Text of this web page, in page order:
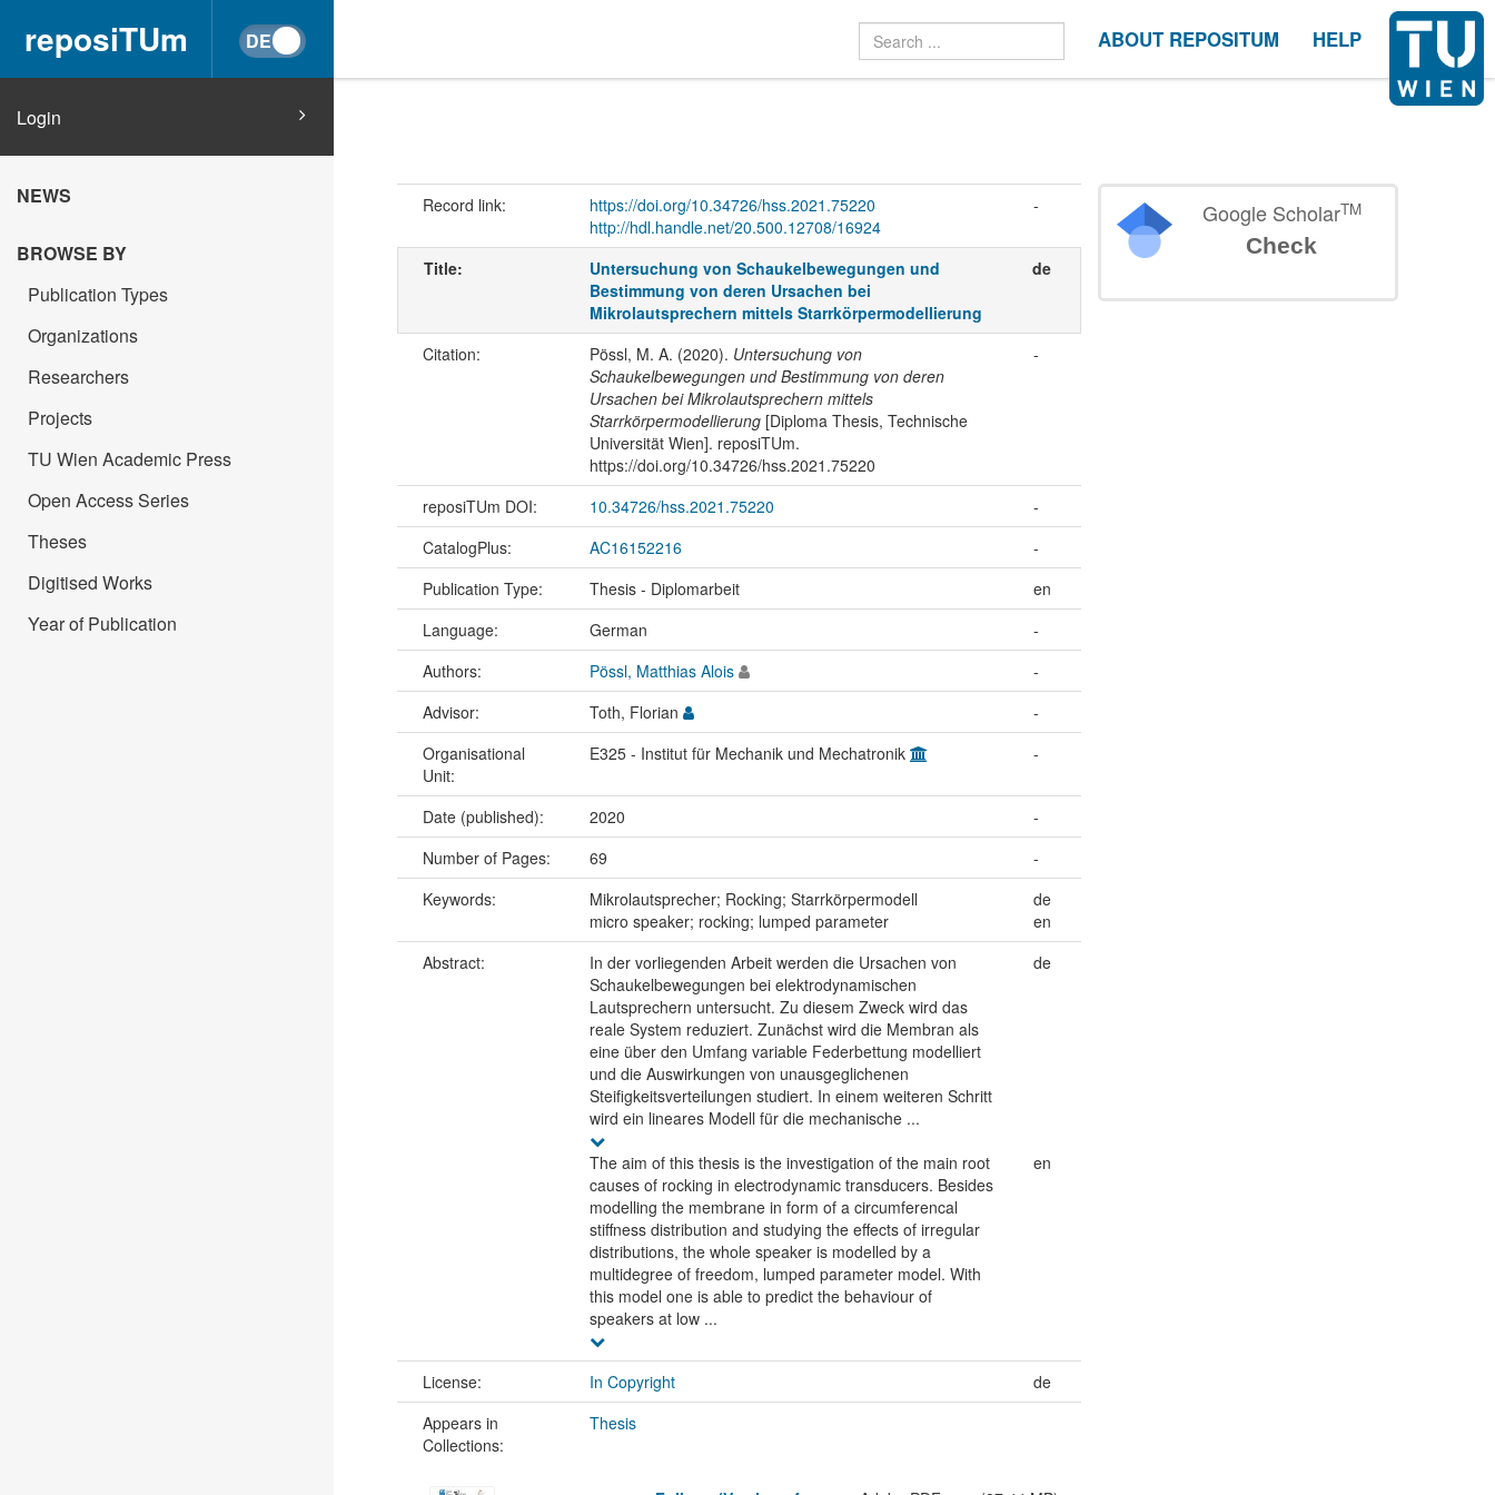
reposiTUm ABOUT REPOSITUM HELP
Login
NEWS
BROWSE BY
Publication Types
Organizations
Researchers
Projects
TU Wien Academic Press
Open Access Series
Theses
Digitised Works
Year of Publication
Record link:
https://doi.org/10.34726/hss.2021.75220
http://hdl.handle.net/20.500.12708/16924
-
Title:
Untersuchung von Schaukelbewegungen und
Bestimmung von deren Ursachen bei
Mikrolautsprechern mittels Starrkörpermodellierung
de
Citation: Pössl, M. A. (2020). Untersuchung von
Schaukelbewegungen und Bestimmung von deren
Ursachen bei Mikrolautsprechern mittels
Starrkörpermodellierung[Diploma Thesis, Technische
Universität Wien]. reposiTUm.
https://doi.org/10.34726/hss.2021.75220
-
reposiTUm DOI: 10.34726/hss.2021.75220
-
CatalogPlus:
AC16152216
-
Publication Type:
Thesis - Diplomarbeit
en
Language:
German
-
Authors:
Pössl, Matthias Alois
-
Advisor:
Toth, Florian
-
Organisational
Unit:
E325 - Institut für Mechanik und Mechatronik -
Date (published): 2020
-
Number of Pages:
69
-
Keywords:
Mikrolautsprecher; Rocking; Starrkörpermodell
de
micro speaker; rocking; lumped parameter
en
Abstract:
In der vorliegenden Arbeit werden die Ursachen von
Schaukelbewegungen bei elektrodynamischen
Lautsprechern untersucht. Zu diesem Zweck wird das
reale System reduziert. Zunächst wird die Membran als
eine über den Umfang variable Federbettung modelliert
und die Auswirkungen von unausgeglichenen
Steifigkeitsverteilungen studiert. In einem weiteren Schritt
wird ein lineares Modell für die mechanische ...
de
The aim of this thesis is the investigation of the main root
causes of rocking in electrodynamic transducers. Besides
modelling the membrane in form of a circumferencal
stiffness distribution and studying the effects of irregular
distributions, the whole speaker is modelled by a
multidegree of freedom, lumped parameter model. With
this model one is able to predict the behaviour of
speakers at low ...
en
License: In Copyright
de
Appears in
Collections:
Thesis
Google ScholarTM
Check